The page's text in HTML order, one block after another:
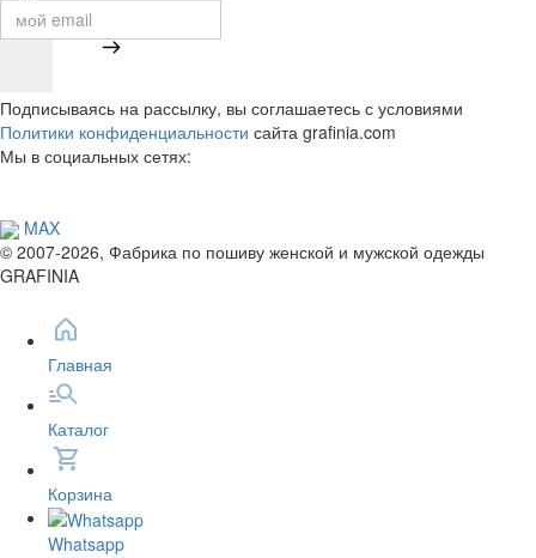
Подписываясь на рассылку, вы соглашаетесь с условиями
Политики конфиденциальности сайта grafinia.com
Мы в социальных сетях:
MAX
© 2007-2026, Фабрика по пошиву женской и мужской одежды
GRAFINIA
Главная
Каталог
Корзина
Whatsapp